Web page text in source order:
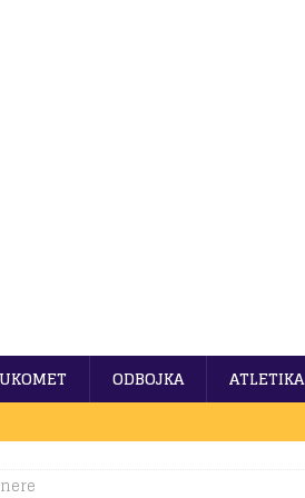
ODBOJKA ATLETIKA